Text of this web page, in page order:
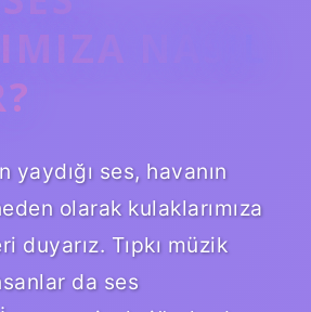
NASIL
yaydığı ses, havanın
olarak kulaklarımıza
duyarız. Tıpkı müzik
da ses